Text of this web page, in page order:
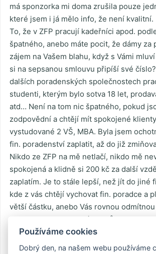
má sponzorka mi doma zrušila pouze
které jsem i já mělo info, že není kvalitní.
To, že v ZFP pracují kadeřníci apod.
špatného, anebo máte pocit, že dámy za
zájem na Vašem blahu, když s Vámi
si na sepsanou smlouvu připíší své
dalších poradenských společnostech
studenti, kterým bylo sotva 18 let,
atd… Není na tom nic špatného, pokud
zodpovědní a chtějí mít spokojené
vystudované 2 VŠ, MBA. Byla jsem
fin. poradenství zaplatit, až do již
Nikdo ze ZFP na mě netlačí, nikdo mě
spokojená a klidně si 200 kč za další
zaplatím. Je to stále lepší, než jít do jiné
kde z vás chtějí vychovat fin. poradce a
větší částku, anebo Vás rovnou
nechcete pracovat, máte smůlu.
Používáme cookies
Dobrý den, na našem webu používáme